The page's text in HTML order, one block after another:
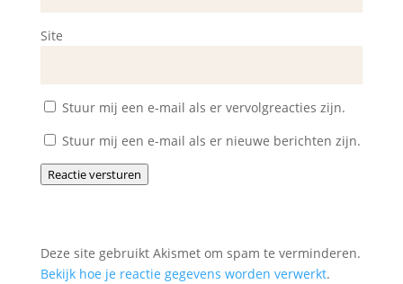
Site
Stuur mij een e-mail als er vervolgreacties zijn.
Stuur mij een e-mail als er nieuwe berichten zijn.
Reactie versturen
Deze site gebruikt Akismet om spam te verminderen.
Bekijk hoe je reactie gegevens worden verwerkt.